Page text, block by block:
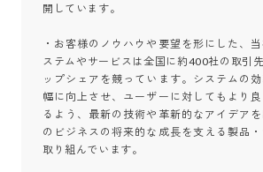
開しています。
・お客様のノウハウや要望を形にした、
ステムやサービスは全国に約400社の取引
ップシェアを競っています。システムの
幅に向上させ、ユーザーに対してもより
るよう、最新の技術や革新的なアイデア
のビジネスの将来的な成長を支える製品
取り組んでいます。